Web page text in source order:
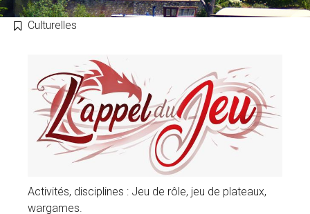
Culturelles
Activités, disciplines : Jeu de rôle, jeu de plateaux,
wargames.